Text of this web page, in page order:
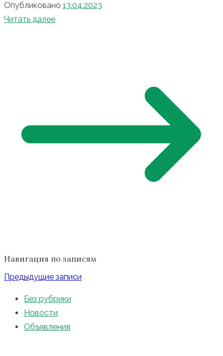
Опубликовано 13.04.2023
Читать далее
Навигация по записям
Предыдущие записи
Без рубрики
Новости
Объявления